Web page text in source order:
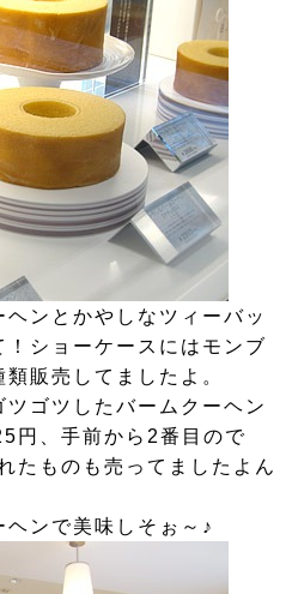
ンとかやしなツィーバッ
ショーケースにはモンブ
販売してましたよ。
ゴツしたバームクーヘン
円、手前から2番目ので
たものも売ってましたよん
ンで美味しそぉ～♪